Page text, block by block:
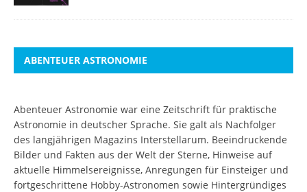
ABENTEUER ASTRONOMIE
Abenteuer Astronomie war eine Zeitschrift für praktische
Astronomie in deutscher Sprache. Sie galt als Nachfolger
des langjährigen Magazins Interstellarum. Beeindruckende
Bilder und Fakten aus der Welt der Sterne, Hinweise auf
aktuelle Himmelsereignisse, Anregungen für Einsteiger und
fortgeschrittene Hobby-Astronomen sowie Hintergründiges